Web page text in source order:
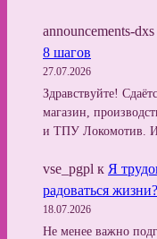
announcements-dxs
8 шагов
27.07.2026
Здравствуйте!
магазин,
и ТПУ Локомотив.
vse_pgpl к Я
радоваться жизни?
18.07.2026
Не менее важно